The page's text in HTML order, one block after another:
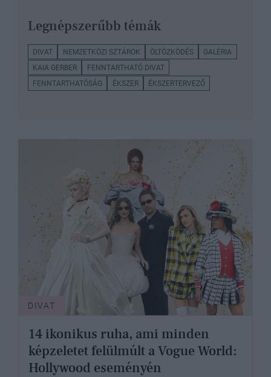
Legnépszerűbb témák
DIVAT NEMZETKÖZI SZTÁROK ÖLTÖZKÖDÉS
GALÉRIA
KAIA GERBER
FENNTARTHATÓ DIVAT
FENNTARTHATÓSÁG
ÉKSZER ÉKSZERTERVEZŐ
DIVAT
14 ikonikus ruha, ami minden
képzeletet felülmúlt a Vogue World:
Hollywood eseményén